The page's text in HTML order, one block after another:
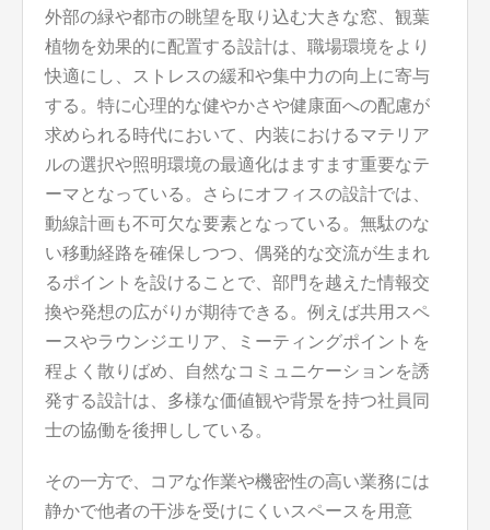
外部の緑や都市の眺望を取り込む大きな窓、観葉
植物を効果的に配置する設計は、職場環境をより
快適にし、ストレスの緩和や集中力の向上に寄与
する。特に心理的な健やかさや健康面への配慮が
求められる時代において、内装におけるマテリア
ルの選択や照明環境の最適化はますます重要なテ
ーマとなっている。さらにオフィスの設計では、
動線計画も不可欠な要素となっている。無駄のな
い移動経路を確保しつつ、偶発的な交流が生まれ
るポイントを設けることで、部門を越えた情報交
換や発想の広がりが期待できる。例えば共用スペ
ースやラウンジエリア、ミーティングポイントを
程よく散りばめ、自然なコミュニケーションを誘
発する設計は、多様な価値観や背景を持つ社員同
士の協働を後押ししている。
その一方で、コアな作業や機密性の高い業務には
静かで他者の干渉を受けにくいスペースを用意